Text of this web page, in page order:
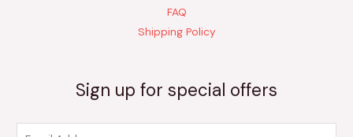
FAQ
Shipping Policy
Sign up for special offers